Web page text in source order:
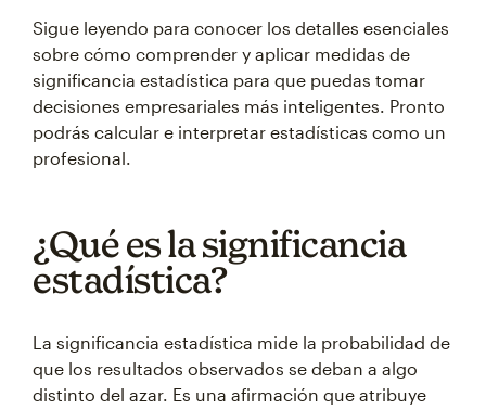
Sigue leyendo para conocer los detalles esenciales
sobre cómo comprender y aplicar medidas de
significancia estadística para que puedas tomar
decisiones empresariales más inteligentes. Pronto
podrás calcular e interpretar estadísticas como un
profesional.
¿Qué es la significancia
estadística?
La significancia estadística mide la probabilidad de
que los resultados observados se deban a algo
distinto del azar. Es una afirmación que atribuye